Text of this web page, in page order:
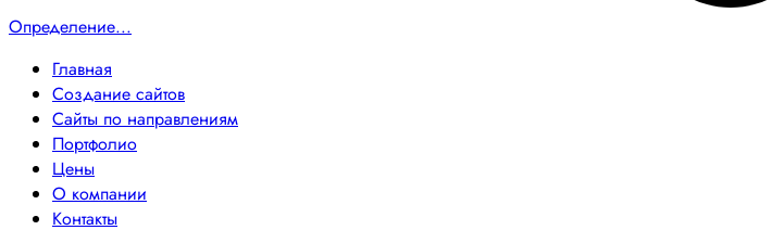
Определение...
Главная
Создание сайтов
Сайты по направлениям
Портфолио
Цены
О компании
Контакты